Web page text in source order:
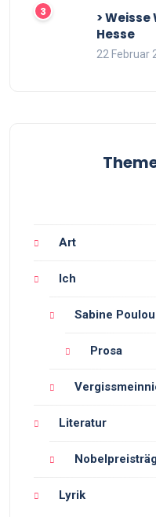
> Weisse
Hesse
22 Februar
Art
Ich
Sabine Poulou
Prosa
Literatur
Lyrik